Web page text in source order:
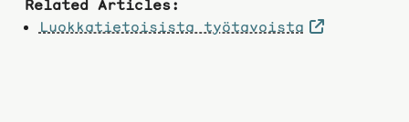
Related Articles:
Luokkatietoisista työtavoista